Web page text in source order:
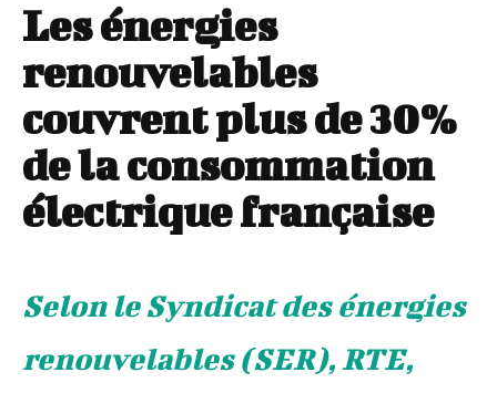
Les énergies
renouvelables
couvrent plus de 30%
de la consommation
électrique française
Selon le Syndicat des énergies
renouvelables (SER), RTE,